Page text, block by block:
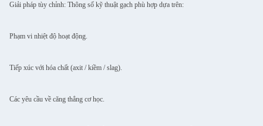
Giải pháp tùy chỉnh: Thông số kỹ thuật gạch phù hợp dựa trên:
Phạm vi nhiệt độ hoạt động.
Tiếp xúc với hóa chất (axit / kiềm / slag).
Các yêu cầu về căng thẳng cơ học.